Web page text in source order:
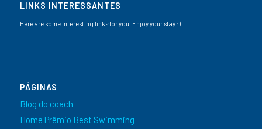
LINKS INTERESSANTES
Here are some interesting links for you! Enjoy your stay :)
PÁGINAS
Blog do coach
Home Prêmio Best Swimming